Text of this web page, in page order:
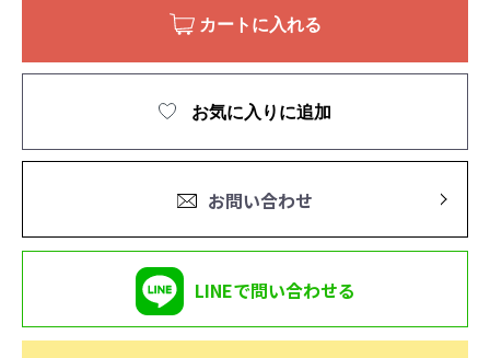
カートに入れる
お気に入りに追加
お問い合わせ
LINEで問い合わせる